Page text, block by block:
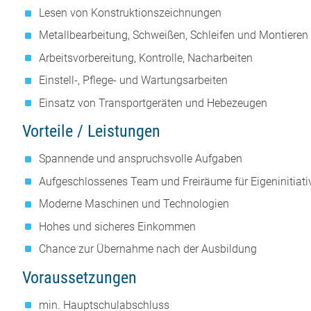
Lesen von Konstruktionszeichnungen
Metallbearbeitung, Schweißen, Schleifen und Montieren
Arbeitsvorbereitung, Kontrolle, Nacharbeiten
Einstell-, Pflege- und Wartungsarbeiten
Einsatz von Transportgeräten und Hebezeugen
Vorteile / Leistungen
Spannende und anspruchsvolle Aufgaben
Aufgeschlossenes Team und Freiräume für
Moderne Maschinen und Technologien
Hohes und sicheres Einkommen
Chance zur Übernahme nach der Ausbildung
Voraussetzungen
min. Hauptschulabschluss